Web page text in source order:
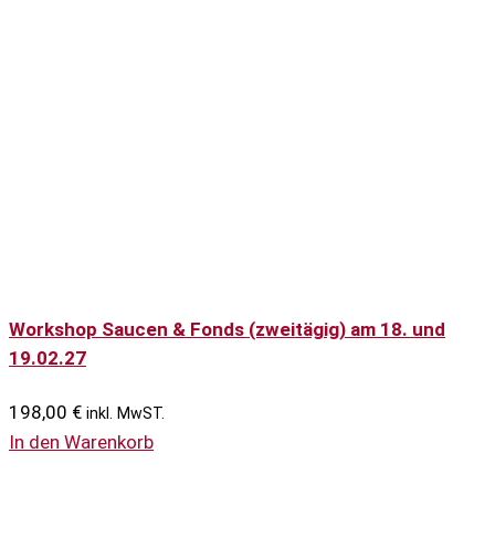
Workshop Saucen & Fonds (zweitägig) am 18. und
19.02.27
198,00 € inkl. MwST.
In den Warenkorb